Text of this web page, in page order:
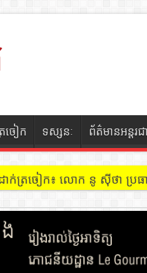
ចៀក ទស្សនៈ ព័ត៌មានអន្តរជ
ាក់ត្រចៀក ៖ អគារ Sky 31